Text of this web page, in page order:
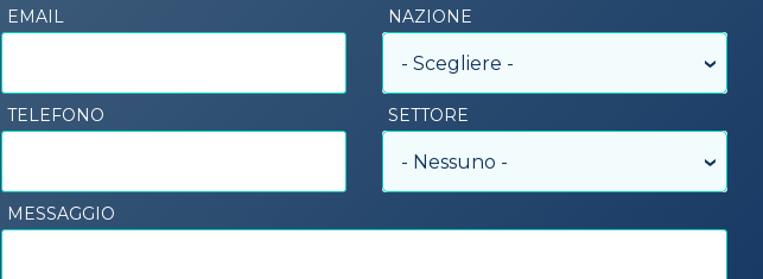
EMAIL NAZIONE
- Scegliere -
TELEFONO SETTORE
- Nessuno -
MESSAGGIO